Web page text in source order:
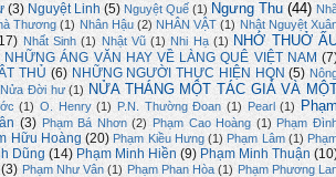
(3) Nguyệt Linh (5) Nguyệt Quế (1) Ngưng Thu (44)
Thương (1) Nhân Hậu (2) NHÂN VẬT (1) Nhật Nguyệt
Nhất Sinh (1) Nhật Vũ (1) Nhi Hạ (1) NHỚ THUỞ
NHỮNG ÁNG VĂN HAY VỀ LÀNG QUÊ VIỆT NAM
THỦ (6) NHỮNG NGƯỜI THỰC HIỆN HQN (5)
Nửa Đời hư (1) NỬA THÁNG MỘT TÁC GIẢ VÀ
(1) O. Henry (1) P.N. Thường Đoan (1) Pearl (1)
(3) Phạm Bá Nhơn (2) Phạm Cao Hoàng (1) Phạm
Hữu Hoàng (20) Phạm Kiều Hưng (1) Phạm Lâm (1)
Dũng (14) Phạm Minh Hiền (9) Phạm Minh Thuận
(3) Phạm Như Vân (1) Phạm Phan Hòa (1) Phạm Phương